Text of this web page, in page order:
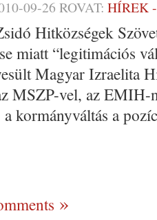
09-26 ROVAT: HÍREK
Hitközségek
miatt “legitimációs
Magyar Izraelita
MSZP-vel, az EMIH-
kormányváltás a